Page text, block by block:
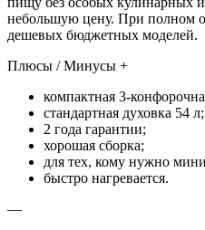
небольшую цену. При полном
дешевых бюджетных моделей.
Плюсы / Минусы +
компактная 3-
стандартная духовка 54 л;
2 года гарантии;
хорошая сборка;
для тех, кому нужно
быстро нагревается.
—